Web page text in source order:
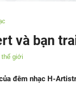
và bạn
thế giới
đêm nhạc H-